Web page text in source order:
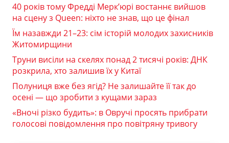
40 років тому Фредді Мерк’юрі востаннє вийшов
на сцену з Queen: ніхто не знав, що це фінал
Їм назавжди 21–23: сім історій молодих захисників
Житомирщини
Труни висіли на скелях понад 2 тисячі років: ДНК
розкрила, хто залишив їх у Китаї
Полуниця вже без ягід? Не залишайте її так до
осені — що зробити з кущами зараз
«Вночі різко будить»: в Овручі просять прибрати
голосові повідомлення про повітряну тривогу